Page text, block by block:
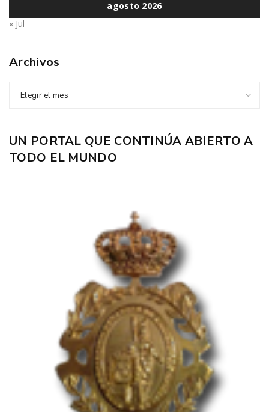
agosto 2026
« Jul
Archivos
Elegir el mes
UN PORTAL QUE CONTINÚA ABIERTO A
TODO EL MUNDO